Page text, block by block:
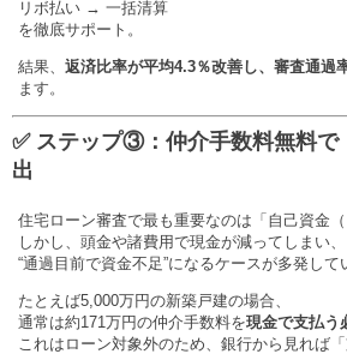
リボ払い → 一括清算
を徹底サポート。
結果、 返済比率が平均4.3％改善し、審査通過
ます。
✅ ステップ③：仲介手数料無料で
出
住宅ローン審査で最も重要なのは「自己資金（
しかし、頭金や諸費用で現金が減ってしまい、
“通過目前で資金不足”になるケースが多発して
たとえば5,000万円の新築戸建の場合、
通常は約171万円の仲介手数料を現金で支払う
これはローン対象外のため、銀行から見れば